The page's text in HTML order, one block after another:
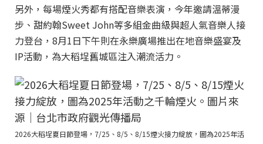
另外，每場煙火秀都有搭配音樂表演，今年邀請溫蒂漫
步、甜約翰Sweet John等多組金曲級與超人氣音樂人接
力登台，8月1日下午則在永樂廣場推出在地音樂盛宴及
IP活動，為大稻埕舊城區注入潮流活力。
2026大稻埕夏日節登場，7/25、8/5、8/15煙火接力綻放，圖為2025年活